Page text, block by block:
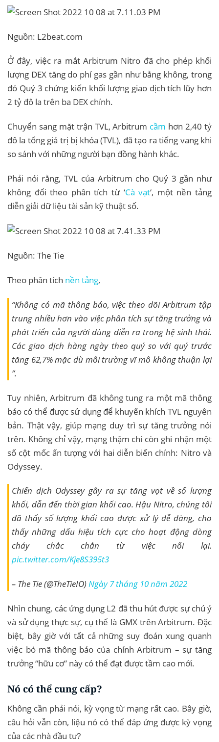
Nguồn: L2beat.com
Ở đây, việc ra mắt Arbitrum Nitro đã cho phép khối
lượng DEX tăng do phí gas gần như bằng không, trong
đó Quý 3 chứng kiến ​​khối lượng giao dịch tích lũy hơn
2 tỷ đô la trên ba DEX chính.
Chuyển sang mặt trận TVL, Arbitrum cầm hơn 2,40 tỷ
đô la tổng giá trị bị khóa (TVL), đã tạo ra tiếng vang khi
so sánh với những người bạn đồng hành khác.
Phải nói rằng, TVL của Arbitrum cho Quý 3 gần như
không đổi theo phân tích từ ‘Cà vạt‘, một nền tảng
diễn giải dữ liệu tài sản kỹ thuật số.
Nguồn: The Tie
Theo phân tích nền tảng,
“Không có mã thông báo, việc theo dõi Arbitrum tập
trung nhiều hơn vào việc phân tích sự tăng trưởng và
phát triển của người dùng diễn ra trong hệ sinh thái.
Các giao dịch hàng ngày theo quý so với quý trước
tăng 62,7% mặc dù môi trường vĩ mô không thuận lợi
”.
Tuy nhiên, Arbitrum đã không tung ra một mã thông
báo có thể được sử dụng để khuyến khích TVL nguyên
bản. Thật vậy, giúp mạng duy trì sự tăng trưởng nói
trên. Không chỉ vậy, mạng thậm chí còn ghi nhận một
số cột mốc ấn tượng với hai diễn biến chính: Nitro và
Odyssey.
Chiến dịch Odyssey gây ra sự tăng vọt về số lượng
khối, dẫn đến thời gian khối cao. Hậu Nitro, chúng tôi
đã thấy số lượng khối cao được xử lý dễ dàng, cho
thấy những dấu hiệu tích cực cho hoạt động dòng
chảy chắc chắn từ việc nối lại.
pic.twitter.com/Kje8S395t3
– The Tie (@TheTieIO)Ngày 7 tháng 10 năm 2022
Nhìn chung, các ứng dụng L2 đã thu hút được sự chú ý
và sử dụng thực sự, cụ thể là GMX trên Arbitrum. Đặc
biệt, bây giờ với tất cả những suy đoán xung quanh
việc bỏ mã thông báo của chính Arbitrum – sự tăng
trưởng “hữu cơ” này có thể đạt được tầm cao mới.
Nó có thể cung cấp?
Không cần phải nói, kỳ vọng từ mạng rất cao. Bây giờ,
câu hỏi vẫn còn, liệu nó có thể đáp ứng được kỳ vọng
của các nhà đầu tư?